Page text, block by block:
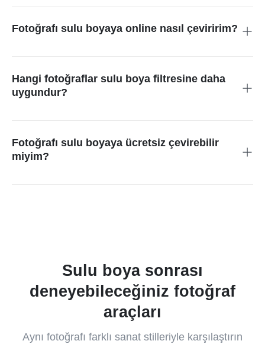
tutarken daha resimli bir doku kazandırmaktır.
Fotoğrafı sulu boyaya online nasıl çeviririm?
konusu belli fotoğraflar genellikle daha temiz sonuç verir.
Hangi fotoğraflar sulu boya filtresine daha
uygundur?
görsellerde önce kırpma ya da kalite artırma gerekebilir.
Fotoğrafı sulu boyaya ücretsiz çevirebilir
miyim?
Sulu boya sonrası
deneyebileceğiniz fotoğraf
araçları
Aynı fotoğrafı farklı sanat stilleriyle karşılaştırın